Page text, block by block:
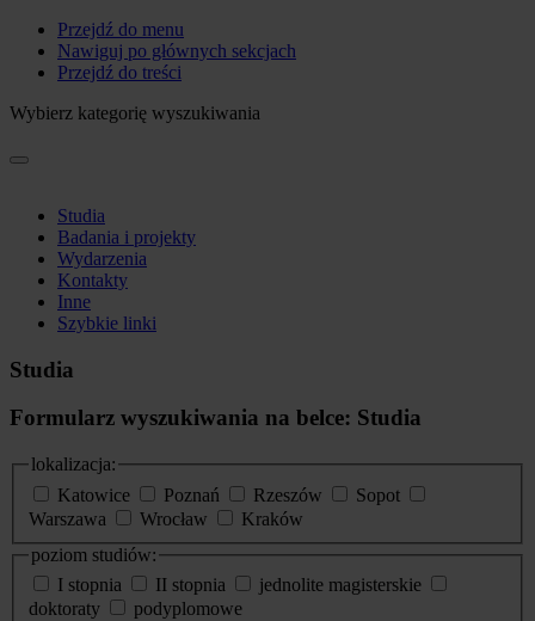
Przejdź do menu
Nawiguj po głównych sekcjach
Przejdź do treści
Wybierz kategorię wyszukiwania
Studia
Badania i projekty
Wydarzenia
Kontakty
Inne
Szybkie linki
Studia
Formularz wyszukiwania na belce: Studia
lokalizacja:
Katowice
Poznań Rzeszów
Sopot
Warszawa
Wrocław
Kraków
poziom studiów:
I stopnia
II stopnia
jednolite magisterskie
doktoraty
podyplomowe